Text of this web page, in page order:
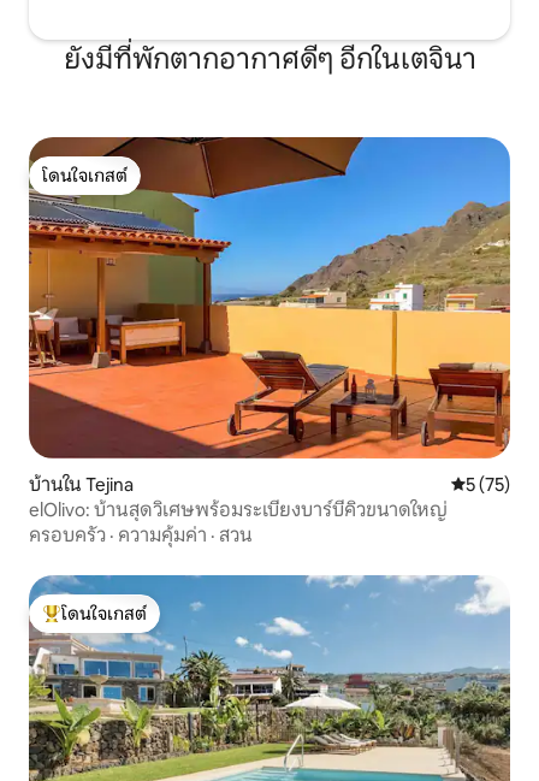
คุณภาพของการก่อสร้างแบบดั้งเดิมและ
การผสมผสานที่ลงตัวของวัสดุผนังหินหนา
หนึ่งเมตรและหลังคาของหลังคาแบบ
ทั้งหมดโดยคิดว่าการเข้าพักที่สมบูรณ์แบบ
สมบูรณ์แบบ ห้องใต้หลังคาทั้งหมดรับแสง
ธรรมชาติ:) ห้องครัวห้อง ครัวมีอุปกรณ์ครบ
ครันพร้อมตู้เย็นและตู้แช่แข็งไมโครเวฟเตา
แม่เหล็กไฟฟ้าเครื่องทำน้ำอุ่นและเครื่องล้าง
จานรวมถึงองค์ประกอบที่จำเป็นทั้งหมด
เครื่องชงกาแฟไฟฟ้าและเครื่องปิ้งขนมปัง
และเติมเต็มเช่นเกลือน้ำตาลน้ำมันหรือ
น้ำส้มสายชูเพื่อให้ตั้งแต่นาทีแรกคุณ
สามารถเริ่มต้นด้วยการเตรียมอาหารและ
การปรุงอาหารเตรียมเมนูของคุณเอง คุณมี
เครื่องชงกาแฟและแคปซูลฟรีเพื่อเริ่มต้นวัน
ใหม่ในสภาพที่ดี หากคุณต้องการดื่มชา
โปรดจำไว้ว่าจะมีกาน้ำชาให้คุณเตรียมของ
คุณด้วย! เลาน จ์พื้นที่นั่งเล่นอบอุ่นและ
ตกแต่งอย่างดีเนื่องจากส่วนที่เหลือของ
บ้านมีโซฟาที่สะดวกสบายเฟอร์นิเจอร์บาร์
ที่มีอุปกรณ์ครบครัน (พร้อมเครื่องดื่มจาก
เรา) สมาร์ททีวีที่เข้าถึงเน็ตฟลิกซ์และ
อุปกรณ์ดนตรีผ่านบลูทูธ ห้องน้ำ ในห้องน้ำ
มีถาดอาบน้ำที่สะดวกสบายและมีไดร์เป่าผม
ผ้าเช็ดตัวและผ้าเช็ดตัวสำหรับชายหาด คุณ
จะได้พบกับกระดาษชำระและสบู่สำหรับ
อ่างล้างหน้าและเจลอาบน้ำ ในกรณีที่คุณ
ต้องการชุดผ้าขนหนูเพิ่มเติมคุณต้องขอ
ผ้าเช็ดตัวและจะวางผ้าเช็ดตัวไว้ทันที มีการ
จัดส่งเตียงและผ้าขนหนูชุดใหม่ทุกสัปดาห์
ยังมีที่พักตากอากาศดีๆ อีกในเตจินา
โดนใจเกสต์
โดนใจเกสต์
บ้านใน Tejina คะแนนเฉลี่
5 (75)
elOlivo: บ้านสุดวิเศษพร้อมระเบียงบาร์บีคิวขนาดใหญ่
ครอบครัว · ความคุ้มค่า · สวน
โดนใจเกสต์ที่สุด
โดนใจเกสต์